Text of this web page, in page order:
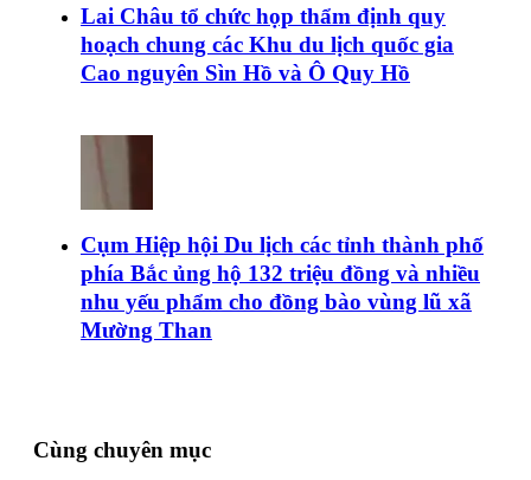
Lai Châu tổ chức họp thẩm định quy
hoạch chung các Khu du lịch quốc gia
Cao nguyên Sìn Hồ và Ô Quy Hồ
Cụm Hiệp hội Du lịch các tỉnh thành phố
phía Bắc ủng hộ 132 triệu đồng và nhiều
nhu yếu phẩm cho đồng bào vùng lũ xã
Mường Than
Cùng chuyên mục